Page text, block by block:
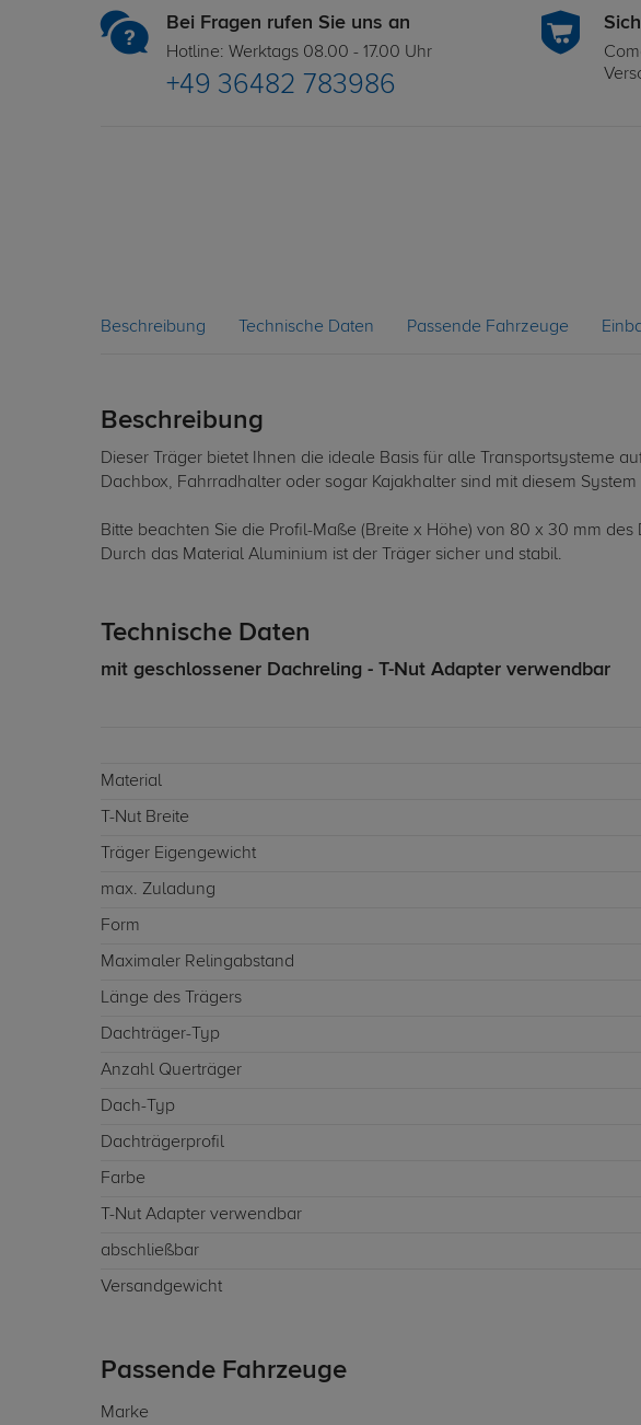
Bei Fragen rufen Sie uns an
Hotline: Werktags 08.00 - 17.00 Uhr
+49 36482 783986
Beschreibung Technische Daten Passende Fahrzeuge
Beschreibung
Dieser Träger bietet Ihnen die ideale Basis für alle Transportsysteme
Dachbox, Fahrradhalter oder sogar Kajakhalter sind mit diesem
Bitte beachten Sie die Profil-Maße (Breite x Höhe) von 80 x 30 mm
Durch das Material Aluminium ist der Träger sicher und stabil.
Technische Daten
mit geschlossener Dachreling - T-Nut Adapter verwendbar
Material
T-Nut Breite
Träger Eigengewicht
max. Zuladung
Form
Maximaler Relingabstand
Länge des Trägers
Dachträger-Typ
Anzahl Querträger
Dach-Typ
Dachträgerprofil
Farbe
T-Nut Adapter verwendbar
abschließbar
Versandgewicht
Passende Fahrzeuge
Marke